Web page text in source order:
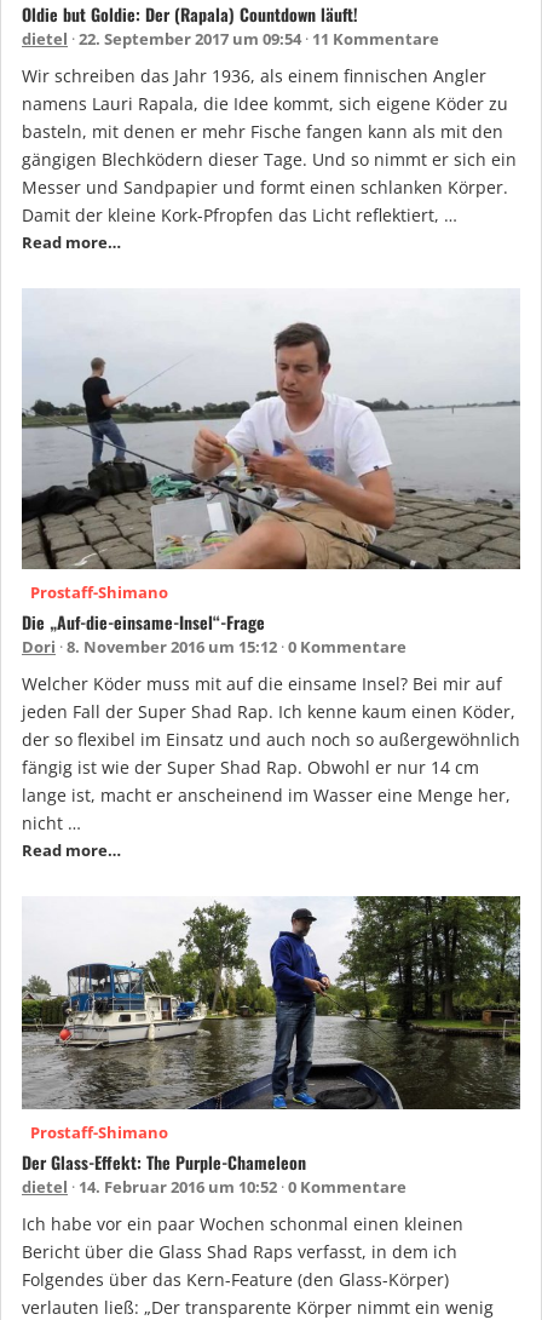
Oldie but Goldie: Der (Rapala) Countdown läuft!
dietel 22. September 2017 um 09:54 11 Kommentare
Wir schreiben das Jahr 1936, als einem finnischen Angler
namens Lauri Rapala, die Idee kommt, sich eigene Köder zu
basteln, mit denen er mehr Fische fangen kann als mit den
gängigen Blechködern dieser Tage. Und so nimmt er sich ein
Messer und Sandpapier und formt einen schlanken Körper.
Damit der kleine Kork-Pfropfen das Licht reflektiert, …
Read more…
Prostaff-Shimano
Die „Auf-die-einsame-Insel“-Frage
Dori 8. November 2016 um 15:12 0 Kommentare
Welcher Köder muss mit auf die einsame Insel? Bei mir auf
jeden Fall der Super Shad Rap. Ich kenne kaum einen Köder,
der so flexibel im Einsatz und auch noch so außergewöhnlich
fängig ist wie der Super Shad Rap. Obwohl er nur 14 cm
lange ist, macht er anscheinend im Wasser eine Menge her,
nicht …
Read more…
Prostaff-Shimano
Der Glass-Effekt: The Purple-Chameleon
dietel 14. Februar 2016 um 10:52 0 Kommentare
Ich habe vor ein paar Wochen schonmal einen kleinen
Bericht über die Glass Shad Raps verfasst, in dem ich
Folgendes über das Kern-Feature (den Glass-Körper)
verlauten ließ: „Der transparente Körper nimmt ein wenig